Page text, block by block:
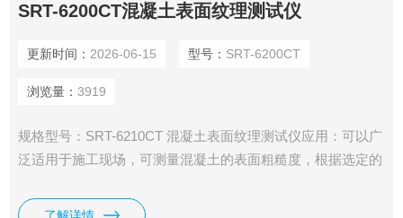
SRT-6200CT混凝土表面纹理测试仪
更新时间： 2026-06-15 型号： SRT-6200CT
浏览量： 3919
规格型号：SRT-6210CT 混凝土表面纹理测试仪应用：可以广
泛适用于施工现场，可测量混凝土的表面粗糙度，根据选定的
部测量参数。